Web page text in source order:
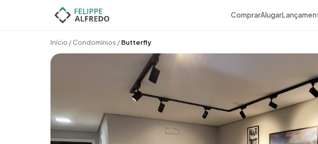
ComprarAlugar
Início /Condomínios /Butterfly